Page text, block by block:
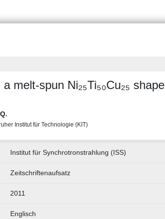
melt-spun Ni₂₅Ti₅₀Cu₂₅ shape
Institut für Technologie (KIT)
Institut für Synchrotronstrahlung (ISS)
Zeitschriftenaufsatz
2011
Englisch